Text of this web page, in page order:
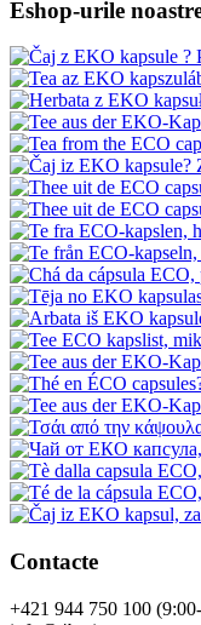
Eshop-urile
Contacte
+421 944 750 100